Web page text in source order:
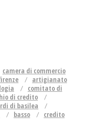
camera di commercio
artigianato
comitato di
di credito
di basilea
basso
credito